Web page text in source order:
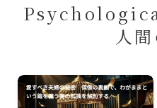
はじめまして・プロフィ
お問い合わせ
人